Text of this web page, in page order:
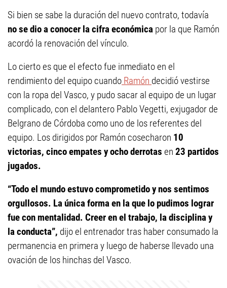
Si bien se sabe la duración del nuevo contrato, todavía
no se dio a conocer la cifra económica por la que Ramón
acordó la renovación del vínculo.
Lo cierto es que el efecto fue inmediato en el
rendimiento del equipo cuando Ramón decidió vestirse
con la ropa del Vasco, y pudo sacar al equipo de un lugar
complicado, con el delantero Pablo Vegetti, exjugador de
Belgrano de Córdoba como uno de los referentes del
equipo. Los dirigidos por Ramón cosecharon 10
victorias, cinco empates y ocho derrotas en 23 partidos
jugados.
“Todo el mundo estuvo comprometido y nos sentimos
orgullosos. La única forma en la que lo pudimos lograr
fue con mentalidad. Creer en el trabajo, la disciplina y
la conducta”, dijo el entrenador tras haber consumado la
permanencia en primera y luego de haberse llevado una
ovación de los hinchas del Vasco.